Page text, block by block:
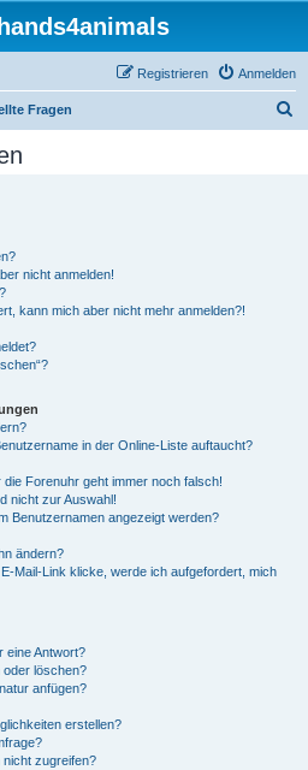
Anmelden
Registrieren
Fragen
nicht anmelden!
kann mich aber nicht mehr anmelden?!
in der Online-Liste auftaucht?
Forenuhr geht immer noch falsch!
nicht zur Auswahl!
Benutzernamen angezeigt werden?
ändern?
Mail-Link klicke, werde ich aufgefordert, mich
eine Antwort?
oder löschen?
anfügen?
erstellen?
zugreifen?